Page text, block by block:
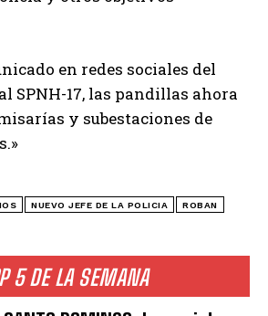
5 DE LA SEMANA
en redes sociales del
SPNH-17, las pandillas ahora
y subestaciones de
NUEVO JEFE DE LA POLICIA ROBAN